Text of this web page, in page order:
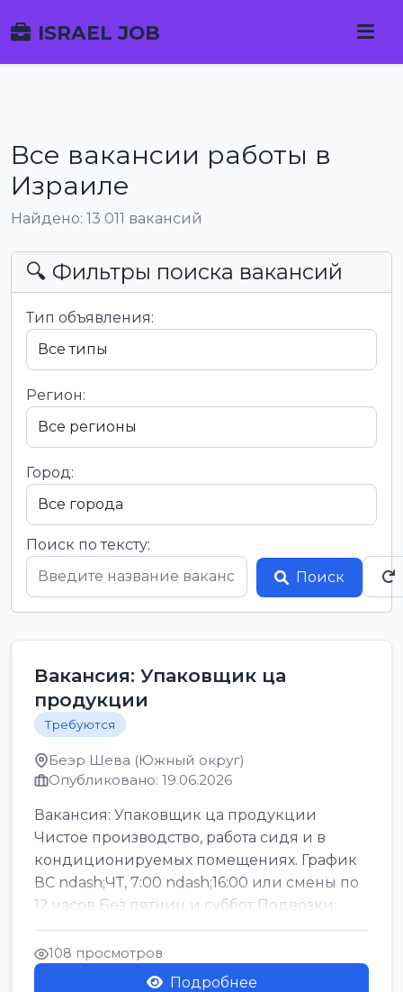
ISRAEL JOB
Все вакансии работы в
Израиле
Найдено: 13 011 вакансий
🔍 Фильтры поиска вакансий
Тип объявления:
Регион:
Город:
Поиск по тексту:
Поиск
Вакансия: Упаковщик ца
продукции
Требуются
Беэр Шева (Южный округ)
Опубликовано: 19.06.2026
Вакансия: Упаковщик ца продукции
Чистое производство, работа сидя и в
кондиционируемых помещениях. График
ВС ndash;ЧТ, 7:00 ndash;16:00 или смены по
12 часов Без пятниц и суббот Подвозки:
Офаким, Нети...
108 просмотров
Подробнее